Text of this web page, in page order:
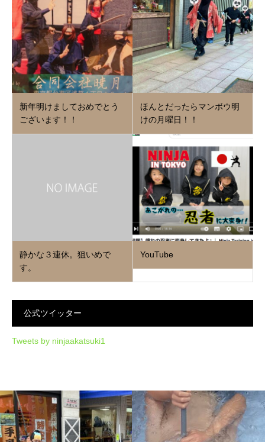
新年明けましておめでとう
ございます！！
ほんとだったらマンボウ明
けの月曜日！！
静かな３連休。狙いめで
す。
YouTube
公式ツイッター
Tweets by ninjaakatsuki1